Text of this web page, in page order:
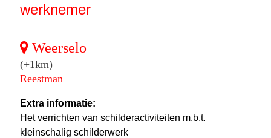
werknemer
Weerselo
(+1km)
Reestman
Extra informatie:
Het verrichten van schilderactiviteiten m.b.t.
kleinschalig schilderwerk